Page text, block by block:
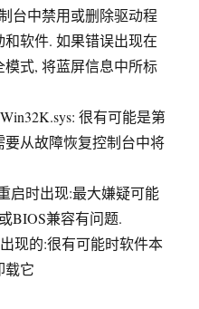
台中禁用或删除驱动程
软件. 如果错误出现在
式, 将蓝屏信息中所标
很有可能是第
从故障恢复控制台中将
启时出现:最大嫌疑可能
BIOS兼容有问题.
现的:很有可能时软件本
载它